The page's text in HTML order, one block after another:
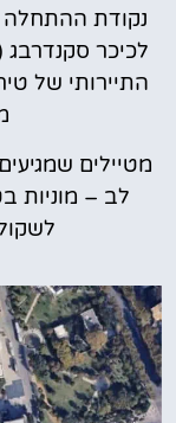
נקודת ההתחלה
התיירותי של
מטיילים
לב – מוניות